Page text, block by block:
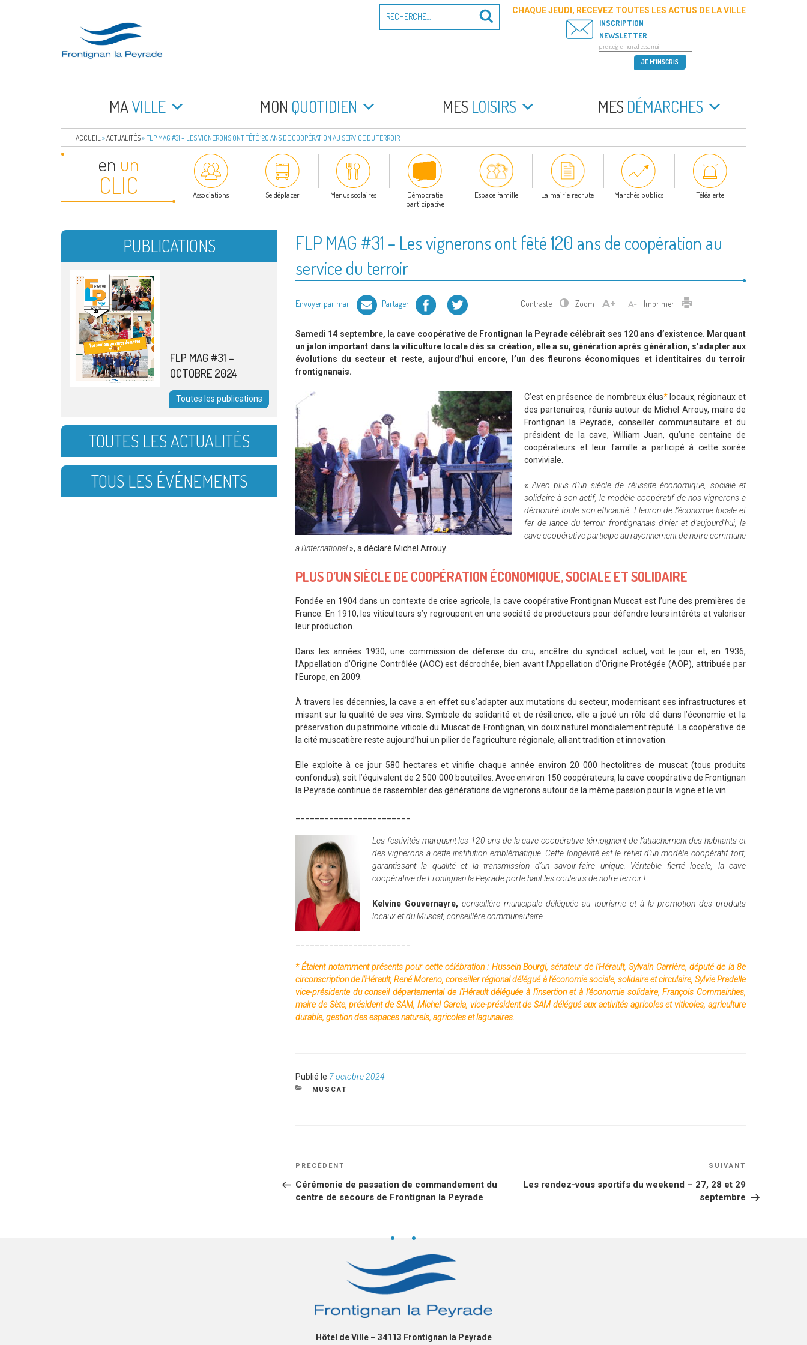
FRONTIGNAN LA PEYRADE
pour
Recherche
CHAQUE JEUDI, RECEVEZ TOUTES LES ACTUS DE LA VILLE
INSCRIPTION
NEWSLETTER
MAVILLE MON QUOTIDIEN MES LOISIRS MES DÉMARCHES
ACCUEIL »ACTUALITÉS» FLP MAG #31 – LES VIGNERONS ONT FÊTÉ 120 ANS DE COOPÉRATION AU SERVICE DU TERROIR
en un
CLIC Associations Se déplacer Menus scolaires
Démocratie
participative
Espace famille La mairie recrute Marchés publics Téléalerte
FLP MAG #31 – Les vignerons ont fêté 120 ans de coopération au
service du terroir
Envoyer par mail Partager Facebook Twitter Contraste Zoom Imprimer Imprimer
Samedi 14 septembre, la cave coopérative de Frontignan la Peyrade célébrait ses 120 ans d’existence. Marquant
un jalon important dans la viticulture locale dès sa création, elle a su, génération après génération, s’adapter aux
évolutions du secteur et reste, aujourd’hui encore, l’un des fleurons économiques et identitaires du terroir
frontignanais.
C’est en présence de nombreux élus*locaux, régionaux et
des partenaires, réunis autour de Michel Arrouy, maire de
Frontignan la Peyrade, conseiller communautaire et du
président de la cave, William Juan, qu’une centaine de
coopérateurs et leur famille a participé à cette soirée
conviviale.
«Avec plus d’un siècle de réussite économique, sociale et
solidaire à son actif, le modèle coopératif de nos vignerons a
démontré toute son efficacité. Fleuron de l’économie locale et
fer de lance du terroir frontignanais d’hier et d’aujourd’hui, la
cave coopérative participe au rayonnement de notre commune
à l’international », a déclaré Michel Arrouy.
PLUS D’UN SIÈCLE DE COOPÉRATION ÉCONOMIQUE, SOCIALE ET SOLIDAIRE
Fondée en 1904 dans un contexte de crise agricole, la cave coopérative Frontignan Muscat est l’une des premières de
France. En 1910, les viticulteurs s’y regroupent en une société de producteurs pour défendre leurs intérêts et valoriser
leur production.
Dans les années 1930, une commission de défense du cru, ancêtre du syndicat actuel, voit le jour et, en 1936,
l’Appellation d’Origine Contrôlée (AOC) est décrochée, bien avant l’Appellation d’Origine Protégée (AOP), attribuée par
l’Europe, en 2009.
À travers les décennies, la cave a en effet su s’adapter aux mutations du secteur, modernisant ses infrastructures et
misant sur la qualité de ses vins. Symbole de solidarité et de résilience, elle a joué un rôle clé dans l’économie et la
préservation du patrimoine viticole du Muscat de Frontignan, vin doux naturel mondialement réputé. La coopérative de
la cité muscatière reste aujourd’hui un pilier de l’agriculture régionale, alliant tradition et innovation.
Elle exploite à ce jour 580 hectares et vinifie chaque année environ 20 000 hectolitres de muscat (tous produits
confondus), soit l’équivalent de 2 500 000 bouteilles. Avec environ 150 coopérateurs, la cave coopérative de Frontignan
la Peyrade continue de rassembler des générations de vignerons autour de la même passion pour la vigne et le vin.
Les festivités marquant les 120 ans de la cave coopérative témoignent de l’attachement des habitants et
des vignerons à cette institution emblématique. Cette longévité est le reflet d’un modèle coopératif fort,
garantissant la qualité et la transmission d’un savoir-faire unique. Véritable fierté locale, la cave
coopérative de Frontignan la Peyrade porte haut les couleurs de notre terroir !
Kelvine Gouvernayre,conseillère municipale déléguée au tourisme et à la promotion des produits
locaux et du Muscat, conseillère communautaire
* Étaient notamment présents pour cette célébration : Hussein Bourgi, sénateur de l’Hérault, Sylvain Carrière, député de la 8e
circonscription de l’Hérault, René Moreno, conseiller régional délégué à l’économie sociale, solidaire et circulaire, Sylvie Pradelle
vice-présidente du conseil départemental de l’Hérault déléguée à l’insertion et à l’économie solidaire, François Commeinhes,
maire de Sète, président de SAM, Michel Garcia, vice-président de SAM délégué aux activités agricoles et viticoles, agriculture
durable, gestion des espaces naturels, agricoles et lagunaires.
Publié le Publié
le
7 octobre 2024
CATÉGORIES
MUSCAT
NAVIGATION
DE
L’ARTICLE
Article
PRÉCÉDENT
Cérémonie de passation de commandement du
centre de secours de Frontignan la Peyrade
SUIVANT
Les rendez-vous sportifs du weekend – 27, 28 et 29
septembre
PUBLICATIONS
FLP MAG #31 –
OCTOBRE 2024
Toutes les publications
TOUTES LES ACTUALITÉS
TOUS LES ÉVÉNEMENTS
Hôtel de Ville – 34113 Frontignan la Peyrade